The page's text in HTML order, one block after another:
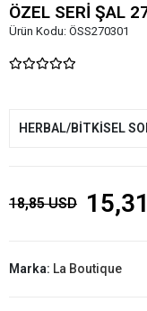
ÖZEL SERİ ŞAL
Ürün Kodu: ÖSS270301
HERBAL/BİTKİSEL
18,85 USD
Marka: La Boutique